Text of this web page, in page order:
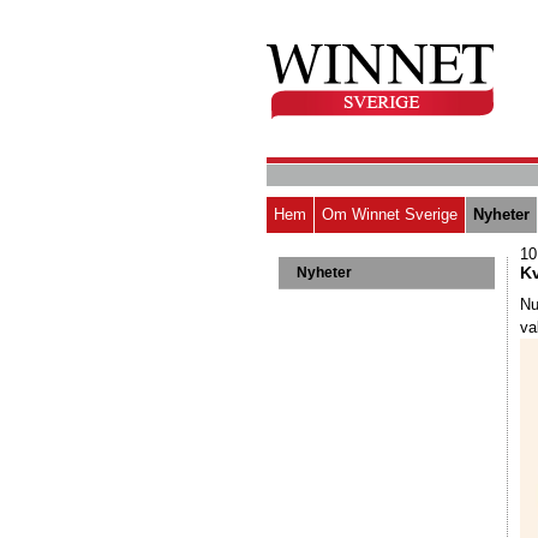
Hem Om Winnet Sverige Nyheter
Nyheter